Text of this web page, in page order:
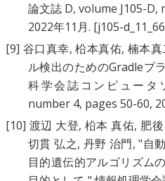
論文誌 D, volume J105-
2022年11月. [j105-
[9] 谷口真幸,柗本真佑, 楠本真
ル検出のためのGradleプ
科学会誌コンピュータ
number 4, pages 50-60,
[10] 渡辺 大登, 柗本 真佑, 肥
切貫 弘之, 丹野 治門, "自
目的遺伝的アルゴリズム